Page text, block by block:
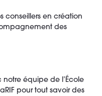
conseillers en création
des
notre équipe de l’École
pour tout savoir des